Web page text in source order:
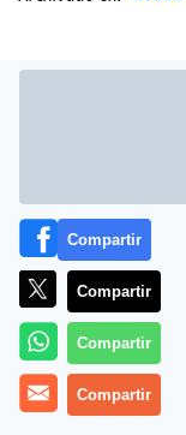
Más información
Compartir
Compartir
Compartir
Compartir